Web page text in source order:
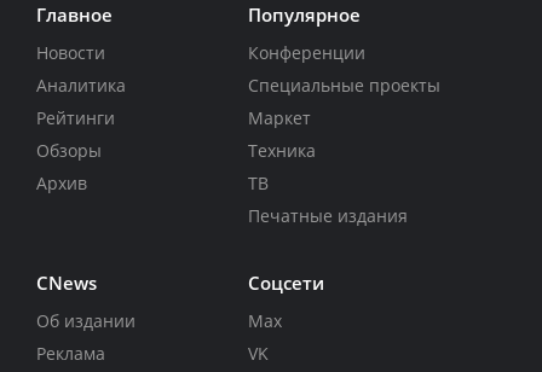
Главное
Новости
Аналитика
Рейтинги
Обзоры
Архив
Популярное
Конференции
Специальные проекты
Маркет
Техника
ТВ
Печатные издания
CNews
Об издании
Реклама
Соцсети
Max
VK